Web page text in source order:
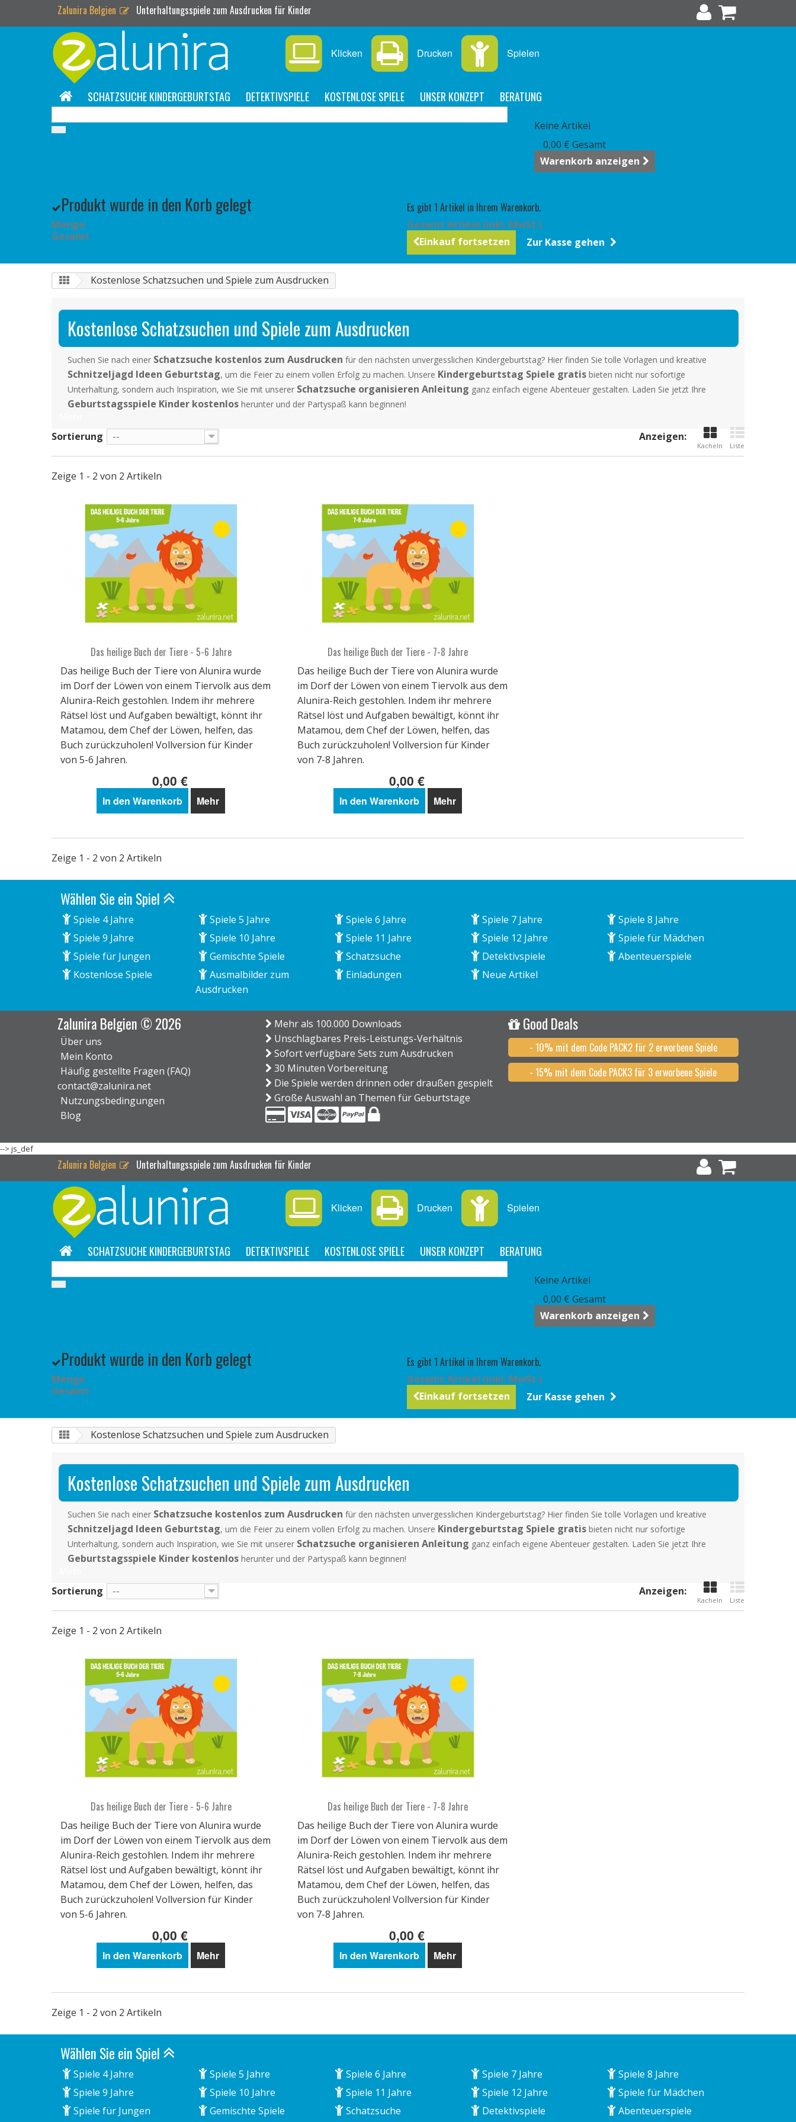
Zalunira Belgien Unterhaltungsspiele zum Ausdrucken für Kinder
Klicken Drucken Spielen
SCHATZSUCHE KINDERGEBURTSTAG DETEKTIVSPIELE KOSTENLOSE SPIELE UNSER KONZEPT BERATUNG
Keine Artikel
0,00 € Gesamt
Warenkorb anzeigen
Produkt wurde in den Korb gelegt
Menge
Gesamt
Es gibt 1 Artikel in Ihrem Warenkorb.
Gesamt Artikel (inkl. MwSt.)
Einkauf fortsetzen
Zur Kasse gehen
Kostenlose Schatzsuchen und Spiele zum Ausdrucken
Kostenlose Schatzsuchen und Spiele zum Ausdrucken
Suchen Sie nach einer Schatzsuche kostenlos zum Ausdrucken für den nächsten unvergesslichen Kindergeburtstag? Hier finden Sie tolle Vorlagen und kreative
Schnitzeljagd Ideen Geburtstag, um die Feier zu einem vollen Erfolg zu machen. Unsere Kindergeburtstag Spiele gratis bieten nicht nur sofortige
Unterhaltung, sondern auch Inspiration, wie Sie mit unserer Schatzsuche organisieren Anleitung ganz einfach eigene Abenteuer gestalten. Laden Sie jetzt Ihre
Geburtstagsspiele Kinder kostenlos herunter und der Partyspaß kann beginnen!
Anzeigen:
Kacheln Liste
Sortierung --
Zeige 1 - 2 von 2 Artikeln
Das heilige Buch der Tiere - 5-6 Jahre
Das heilige Buch der Tiere von Alunira wurde
im Dorf der Löwen von einem Tiervolk aus dem
Alunira-Reich gestohlen. Indem ihr mehrere
Rätsel löst und Aufgaben bewältigt, könnt ihr
Matamou, dem Chef der Löwen, helfen, das
Buch zurückzuholen! Vollversion für Kinder
von 5-6 Jahren.
0,00 €
In den Warenkorb Mehr
Das heilige Buch der Tiere - 7-8 Jahre
Das heilige Buch der Tiere von Alunira wurde
im Dorf der Löwen von einem Tiervolk aus dem
Alunira-Reich gestohlen. Indem ihr mehrere
Rätsel löst und Aufgaben bewältigt, könnt ihr
Matamou, dem Chef der Löwen, helfen, das
Buch zurückzuholen! Vollversion für Kinder
von 7-8 Jahren.
0,00 €
In den Warenkorb Mehr
Zeige 1 - 2 von 2 Artikeln
Wählen Sie ein Spiel
Spiele 4 Jahre Spiele 5 Jahre Spiele 6 Jahre Spiele 7 Jahre
Spiele 8 Jahre
Spiele 9 Jahre
Spiele 10 Jahre Spiele 11 Jahre Spiele 12 Jahre
Spiele für Mädchen
Spiele für Jungen
Gemischte Spiele Schatzsuche Detektivspiele
Abenteuerspiele
Kostenlose Spiele
Ausmalbilder zum
Ausdrucken
Einladungen Neue Artikel
Zalunira Belgien © 2026
Über uns
Mein Konto
Häufig gestellte Fragen (FAQ)
contact@zalunira.net
Nutzungsbedingungen
Blog
Mehr als 100.000 Downloads
Unschlagbares Preis-Leistungs-Verhältnis
Sofort verfügbare Sets zum Ausdrucken
30 Minuten Vorbereitung
Die Spiele werden drinnen oder draußen gespielt
Große Auswahl an Themen für Geburtstage
Good Deals
- 10% mit dem Code PACK2 für 2 erworbene Spiele
- 15% mit dem Code PACK3 für 3 erworbene Spiele
--> js_def
Zalunira Belgien Unterhaltungsspiele zum Ausdrucken für Kinder
Klicken Drucken Spielen
SCHATZSUCHE KINDERGEBURTSTAG DETEKTIVSPIELE KOSTENLOSE SPIELE UNSER KONZEPT BERATUNG
Keine Artikel
0,00 € Gesamt
Warenkorb anzeigen
Produkt wurde in den Korb gelegt
Menge
Gesamt
Es gibt 1 Artikel in Ihrem Warenkorb.
Gesamt Artikel (inkl. MwSt.)
Einkauf fortsetzen
Zur Kasse gehen
Kostenlose Schatzsuchen und Spiele zum Ausdrucken
Kostenlose Schatzsuchen und Spiele zum Ausdrucken
Suchen Sie nach einer Schatzsuche kostenlos zum Ausdrucken für den nächsten unvergesslichen Kindergeburtstag? Hier finden Sie tolle Vorlagen und kreative
Schnitzeljagd Ideen Geburtstag, um die Feier zu einem vollen Erfolg zu machen. Unsere Kindergeburtstag Spiele gratis bieten nicht nur sofortige
Unterhaltung, sondern auch Inspiration, wie Sie mit unserer Schatzsuche organisieren Anleitung ganz einfach eigene Abenteuer gestalten. Laden Sie jetzt Ihre
Geburtstagsspiele Kinder kostenlos herunter und der Partyspaß kann beginnen!
Anzeigen:
Kacheln Liste
Sortierung --
Zeige 1 - 2 von 2 Artikeln
Das heilige Buch der Tiere - 5-6 Jahre
Das heilige Buch der Tiere von Alunira wurde
im Dorf der Löwen von einem Tiervolk aus dem
Alunira-Reich gestohlen. Indem ihr mehrere
Rätsel löst und Aufgaben bewältigt, könnt ihr
Matamou, dem Chef der Löwen, helfen, das
Buch zurückzuholen! Vollversion für Kinder
von 5-6 Jahren.
0,00 €
In den Warenkorb Mehr
Das heilige Buch der Tiere - 7-8 Jahre
Das heilige Buch der Tiere von Alunira wurde
im Dorf der Löwen von einem Tiervolk aus dem
Alunira-Reich gestohlen. Indem ihr mehrere
Rätsel löst und Aufgaben bewältigt, könnt ihr
Matamou, dem Chef der Löwen, helfen, das
Buch zurückzuholen! Vollversion für Kinder
von 7-8 Jahren.
0,00 €
In den Warenkorb Mehr
Zeige 1 - 2 von 2 Artikeln
Wählen Sie ein Spiel
Spiele 4 Jahre Spiele 5 Jahre Spiele 6 Jahre Spiele 7 Jahre
Spiele 8 Jahre
Spiele 9 Jahre
Spiele 10 Jahre Spiele 11 Jahre Spiele 12 Jahre
Spiele für Mädchen
Spiele für Jungen
Gemischte Spiele Schatzsuche Detektivspiele Abenteuerspiele